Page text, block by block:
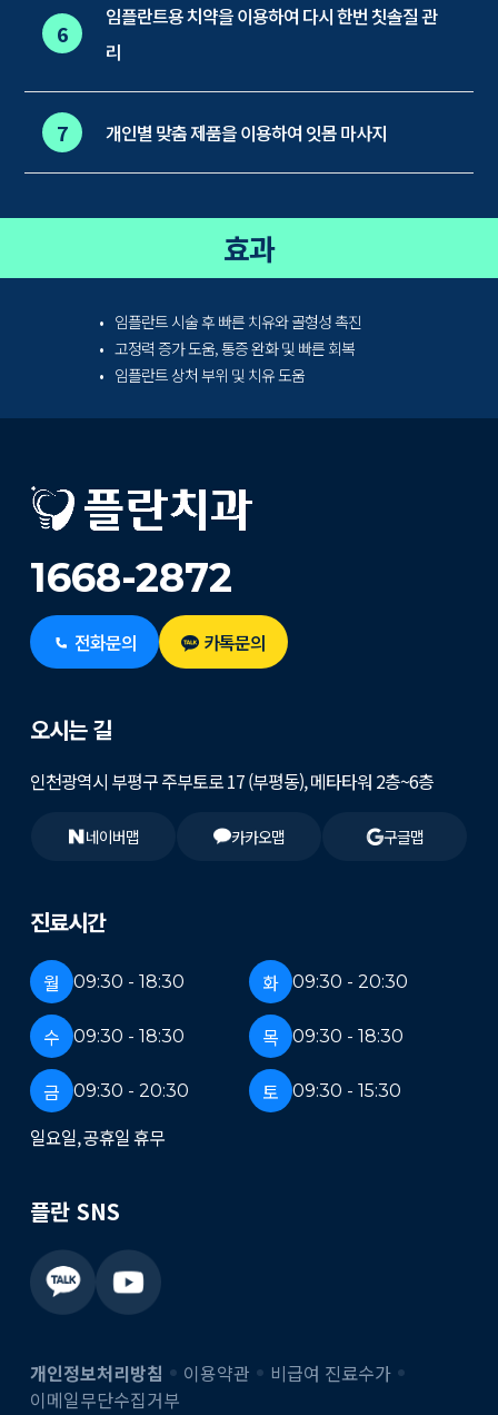
6
임플란트용 치약을 이용하여 다시 한번 칫솔질 관
리
7 개인별 맞춤 제품을 이용하여 잇몸 마사지
효과
임플란트 시술 후 빠른 치유와 골형성 촉진
고정력 증가 도움, 통증 완화 및 빠른 회복
임플란트 상처 부위 및 치유 도움
1668-2872
전화문의 카톡문의
진료시간
월 09:30 - 18:30 화 09:30 - 20:30
수 09:30 - 18:30 목 09:30 - 18:30
금 09:30 - 20:30 토 09:30 - 15:30
일요일, 공휴일 휴무
오시는 길
인천광역시 부평구 주부토로 17 (부평동), 메타타워 2층~6층
네이버맵 카카오맵 구글맵
플란 SNS
개인정보처리방침 이용약관
비급여 진료수가
이메일무단수집거부